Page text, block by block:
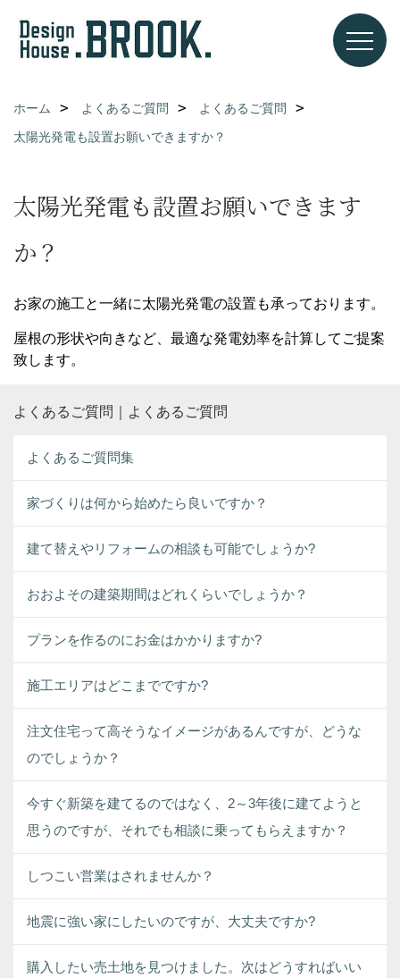
ホーム よくあるご質問
よくあるご質問
太陽光発電も設置お願いできますか？
太陽光発電も設置お願いできます
か？
お家の施工と一緒に太陽光発電の設置も承っております。
屋根の形状や向きなど、最適な発電効率を計算してご提案
致します。
よくあるご質問｜よくあるご質問
よくあるご質問集
家づくりは何から始めたら良いですか？
建て替えやリフォームの相談も可能でしょうか?
おおよその建築期間はどれくらいでしょうか？
プランを作るのにお金はかかりますか?
施工エリアはどこまでですか?
注文住宅って高そうなイメージがあるんですが、どうな
のでしょうか？
今すぐ新築を建てるのではなく、2～3年後に建てようと
思うのですが、それでも相談に乗ってもらえますか？
しつこい営業はされませんか？
地震に強い家にしたいのですが、大丈夫ですか?
購入したい売土地を見つけました。次はどうすればいい